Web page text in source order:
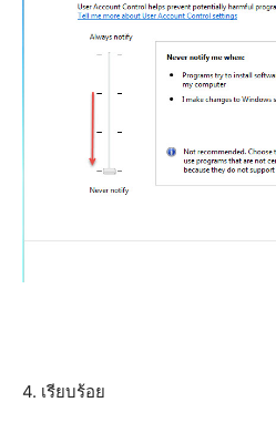
4. เรียบร้อย